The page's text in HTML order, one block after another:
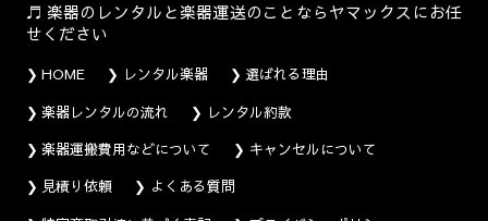
楽器のレンタルと楽器運送のことならヤマックスにお任
せください
HOME レンタル楽器
選ばれる理由
楽器レンタルの流れ
レンタル約款
楽器運搬費用などについて
キャンセルについて
見積り依頼
よくある質問